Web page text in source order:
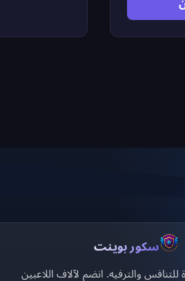
مع كل
ولا وقت
والسرعة
سكور بوينت
للتنافس والترفيه. انضم لآلاف اللاعبين